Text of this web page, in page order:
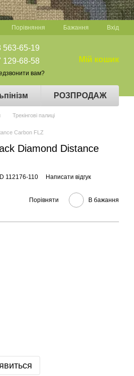
Порівняння Бажання Вхід
563-65-19
129-68-58
вам?
Мій кошик
РОЗПРОДАЖ
Трекінгові палиці
Carbon FLZ
Diamond Distance
112176-110 Написати відгук
Порівняти В бажання